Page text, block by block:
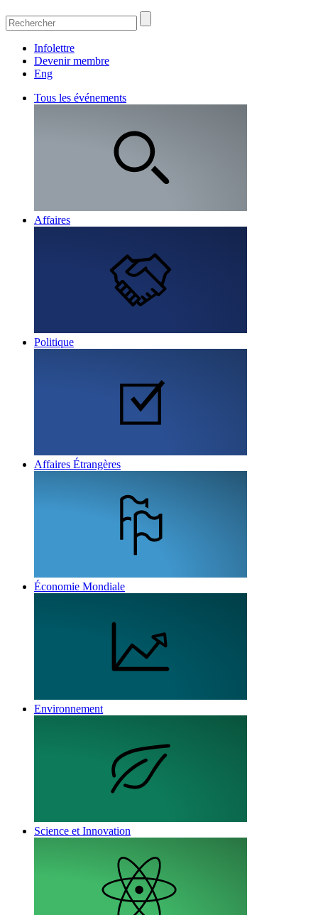
Infolettre
Devenir membre
Eng
Tous les événements
Affaires
Politique
Affaires Étrangères
Économie Mondiale
Environnement
Science et Innovation